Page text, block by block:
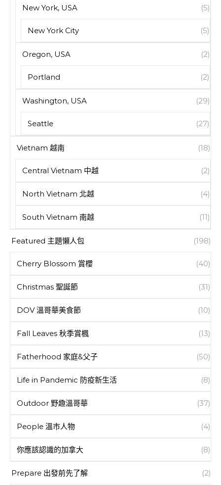
New York, USA (5)
New York City (5)
Oregon, USA (2)
Portland (2)
Washington, USA (29)
Seattle (27)
Vietnam 越南 (18)
Central Vietnam 中越 (2)
North Vietnam 北越 (4)
South Vietnam 南越 (11)
Featured 主題懶人包 (198)
Cherry Blossom 賞櫻 (40)
Christmas 聖誕節 (31)
DOV 溫哥華美食節 (10)
Fall Leaves 秋季賞楓 (13)
Fatherhood 家庭&父子 (50)
Life in Pandemic 防疫新生活 (8)
Outdoor 野趣溫哥華 (37)
People 溫市人物 (4)
你應該認識的加拿大 (8)
Prepare 出發前先了解 (2)